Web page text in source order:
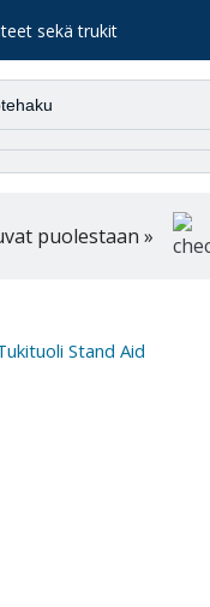
sekä trukit
puolestaan »
Stand Aid